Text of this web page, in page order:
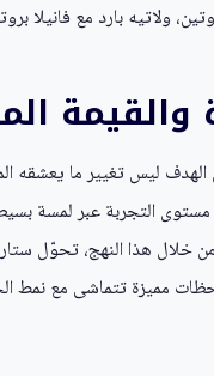
ولاتيه بارد مع فانيلا
والقيمة
الهدف ليس تغيير ما يعشقه
التجربة عبر لمسة
من خلال هذا النهج، تحوّل
مميزة تتماشى مع نمط